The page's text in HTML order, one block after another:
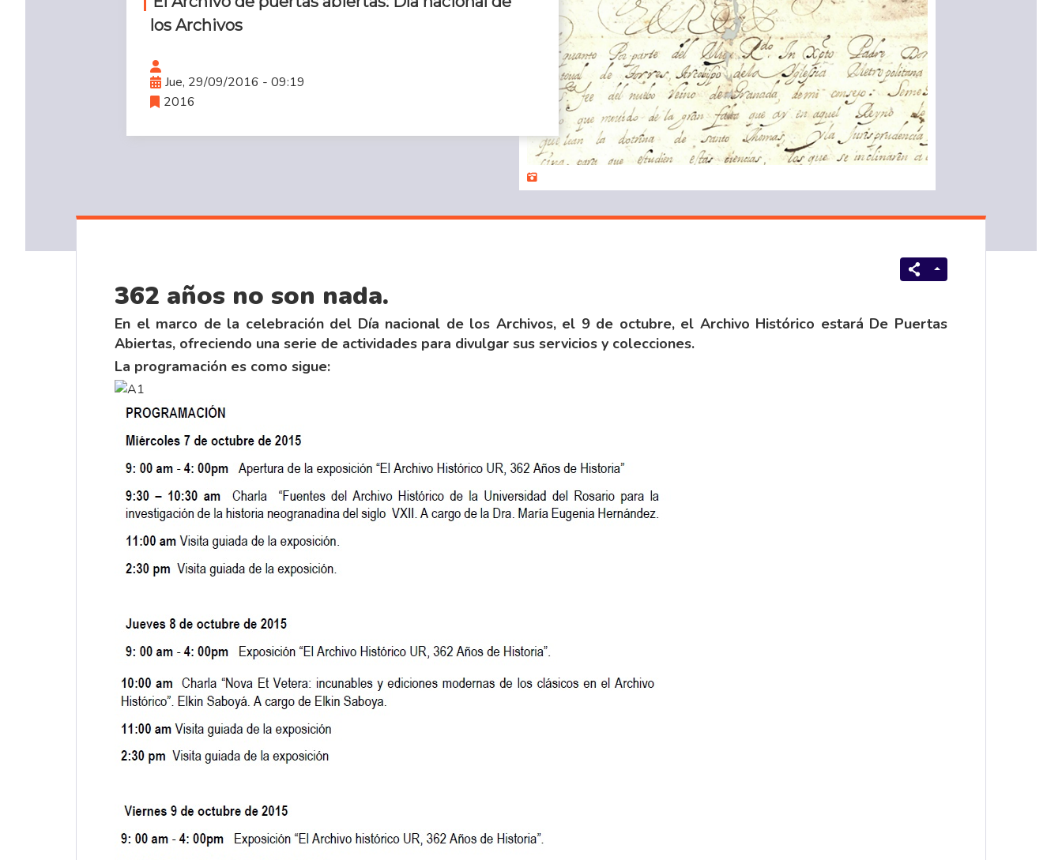
los Archivos
Jue, 29/09/2016 - 09:19
2016
362 años no son nada.
En el marco de la celebración del Día nacional de los Archivos, el 9 de octubre, el Archivo Histórico estará De Puertas
Abiertas, ofreciendo una serie de actividades para divulgar sus servicios y colecciones.
La programación es como sigue: